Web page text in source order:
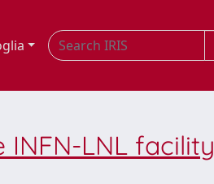
LNL facility